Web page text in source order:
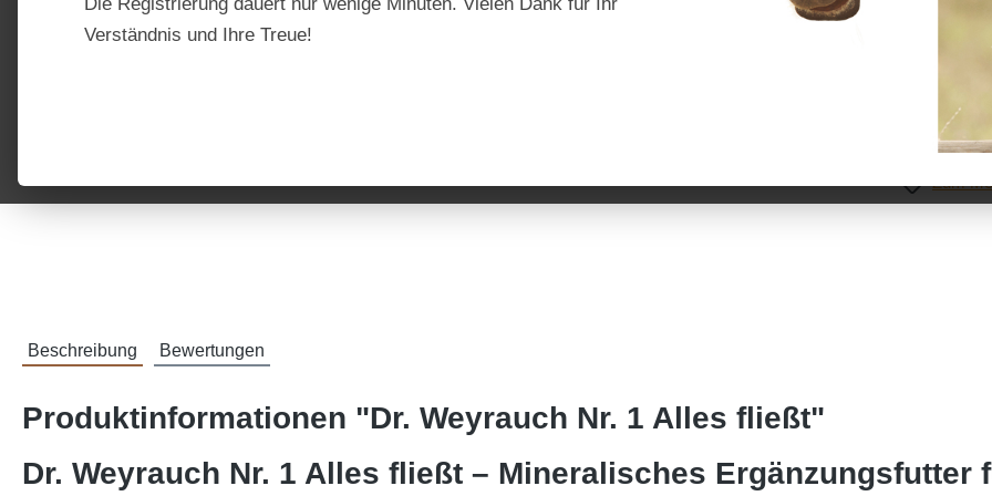
Preise inkl.
Zum
Beschreibung Bewertungen
Produktinformationen "Dr. Weyrauch Nr. 1 Alles fließt"
Dr. Weyrauch Nr. 1 Alles fließt – Mineralisches
Die Registrierung dauert nur wenige Minuten. Vielen Dank für Ihr
Verständnis und Ihre Treue!